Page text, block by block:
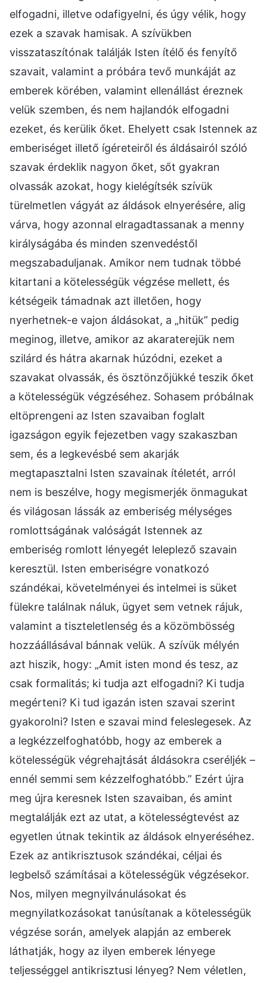
elfogadni, illetve odafigyelni, és úgy vélik, hogy
ezek a szavak hamisak. A szívükben
visszataszítónak találják Isten ítélő és fenyítő
szavait, valamint a próbára tevő munkáját az
emberek körében, valamint ellenállást éreznek
velük szemben, és nem hajlandók elfogadni
ezeket, és kerülik őket. Ehelyett csak Istennek az
emberiséget illető ígéreteiről és áldásairól szóló
szavak érdeklik nagyon őket, sőt gyakran
olvassák azokat, hogy kielégítsék szívük
türelmetlen vágyát az áldások elnyerésére, alig
várva, hogy azonnal elragadtassanak a menny
királyságába és minden szenvedéstől
megszabaduljanak. Amikor nem tudnak többé
kitartani a kötelességük végzése mellett, és
kétségeik támadnak azt illetően, hogy
nyerhetnek-e vajon áldásokat, a „hitük” pedig
meginog, illetve, amikor az akaraterejük nem
szilárd és hátra akarnak húzódni, ezeket a
szavakat olvassák, és ösztönzőjükké teszik őket
a kötelességük végzéséhez. Sohasem próbálnak
eltöprengeni az Isten szavaiban foglalt
igazságon egyik fejezetben vagy szakaszban
sem, és a legkevésbé sem akarják
megtapasztalni Isten szavainak ítéletét, arról
nem is beszélve, hogy megismerjék önmagukat
és világosan lássák az emberiség mélységes
romlottságának valóságát Istennek az
emberiség romlott lényegét leleplező szavain
keresztül. Isten emberiségre vonatkozó
szándékai, követelményei és intelmei is süket
fülekre találnak náluk, ügyet sem vetnek rájuk,
valamint a tiszteletlenség és a közömbösség
hozzáállásával bánnak velük. A szívük mélyén
azt hiszik, hogy: „Amit isten mond és tesz, az
csak formalitás; ki tudja azt elfogadni? Ki tudja
megérteni? Ki tud igazán isten szavai szerint
gyakorolni? Isten e szavai mind feleslegesek. Az
a legkézzelfoghatóbb, hogy az emberek a
kötelességük végrehajtását áldásokra cseréljék –
ennél semmi sem kézzelfoghatóbb.” Ezért újra
meg újra keresnek Isten szavaiban, és amint
megtalálják ezt az utat, a kötelességtevést az
egyetlen útnak tekintik az áldások elnyeréséhez.
Ezek az antikrisztusok szándékai, céljai és
legbelső számításai a kötelességük végzésekor.
Nos, milyen megnyilvánulásokat és
megnyilatkozásokat tanúsítanak a kötelességük
végzése során, amelyek alapján az emberek
láthatják, hogy az ilyen emberek lényege
teljességgel antikrisztusi lényeg? Nem véletlen,